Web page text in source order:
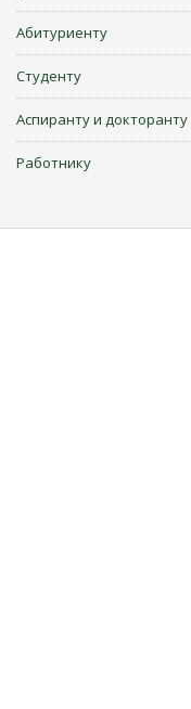
Абитуриенту
Студенту
Аспиранту и докторанту
Работнику